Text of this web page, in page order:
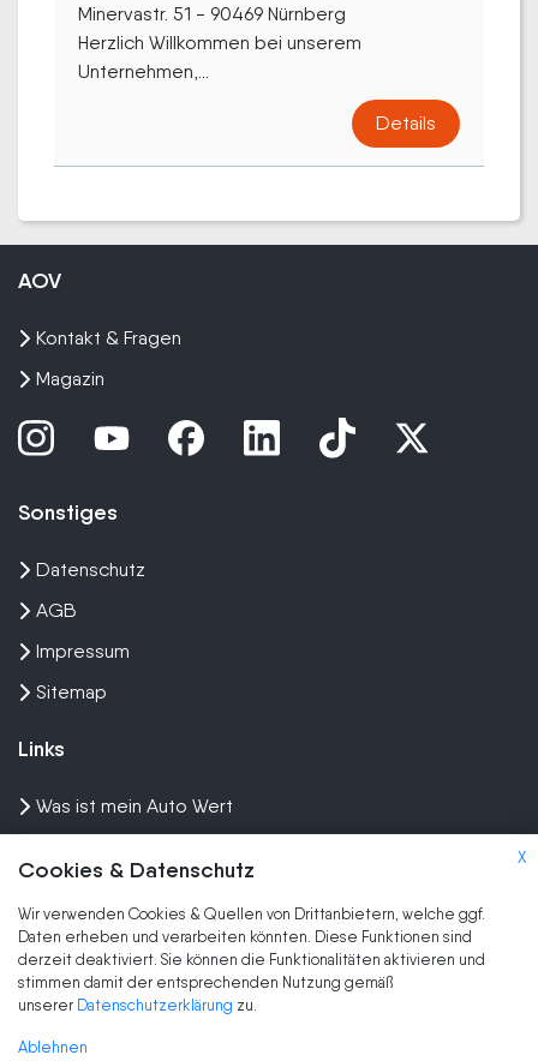
Minervastr. 51 - 90469 Nürnberg
Herzlich Willkommen bei unserem
Unternehmen,...
Details
X
Cookies & Datenschutz
Wir verwenden Cookies & Quellen von Drittanbietern, welche ggf.
Daten erheben und verarbeiten könnten. Diese Funktionen sind
derzeit deaktiviert. Sie können die Funktionalitäten aktivieren und
stimmen damit der entsprechenden Nutzung gemäß
unserer Datenschutzerklärung zu.
Ablehnen
AOV
Kontakt & Fragen
Magazin
Sonstiges
Datenschutz
AGB
Impressum
Sitemap
Links
Was ist mein Auto Wert
Wir kaufen dein Auto
Marken